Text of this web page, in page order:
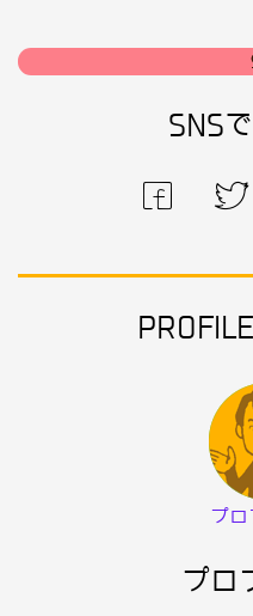
SNS
プロ
プロ